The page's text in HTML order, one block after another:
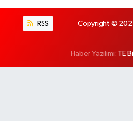
RSS Copyright ©
Haber Yazılımı: TE